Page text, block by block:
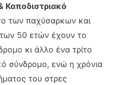
Καποδιστριακό
των παχύσαρκων και
50 ετών έχουν το
κι άλλο ένα τρίτο
σύνδρομο, ενώ η χρόνια
του στρες